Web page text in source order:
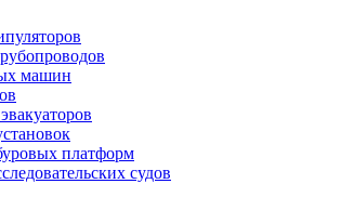
машин
платформ
судов